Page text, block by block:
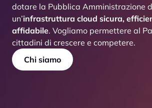
dotare la Pubblica Amministrazione
un’infrastruttura cloud sicura,
affidabile. Vogliamo permettere al
cittadini di crescere e competere.
Chi siamo